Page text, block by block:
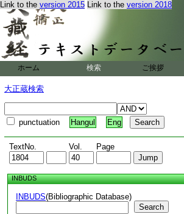
Link to the version 2015 Link to the version 2018
ホーム 検索 ご挨拶
大正蔵検索
punctuation Hangul Eng
TextNo. Vol. Page
INBUDS
INBUDS(Bibliographic Database)
Search